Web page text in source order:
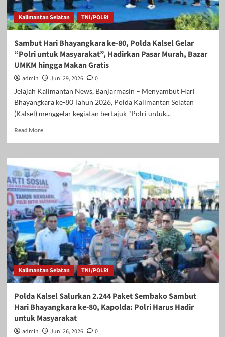
Keamanan
dan
Kemajuan
Kalimantan Selatan TNI/POLRI
Sambut Hari Bhayangkara ke-80, Polda Kalsel Gelar
“Polri untuk Masyarakat”, Hadirkan Pasar Murah, Bazar
UMKM hingga Makan Gratis
admin Juni 29, 2026
0
Jelajah Kalimantan News, Banjarmasin – Menyambut Hari
Bhayangkara ke-80 Tahun 2026, Polda Kalimantan Selatan
(Kalsel) menggelar kegiatan bertajuk "Polri untuk...
Read MoreRead
Sambut
Bhayangkara
ke-
80,
Polda
Kalsel
Gelar
“Polri
untuk
Masyarakat”,
Hadirkan
Pasar
Murah,
UMKM
hingga
Makan
Gratis
Kalimantan Selatan TNI/POLRI
Polda Kalsel Salurkan 2.244 Paket Sembako Sambut
Hari Bhayangkara ke-80, Kapolda: Polri Harus Hadir
untuk Masyarakat
admin Juni 26, 2026
0